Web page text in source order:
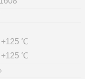
+125 ℃
+125 ℃